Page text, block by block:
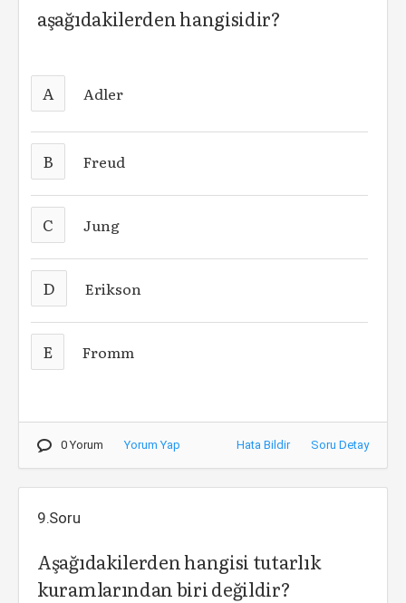
aşağıdakilerden hangisidir?
A Adler
B Freud
C Jung
D Erikson
E Fromm
0 Yorum Yorum Yap Hata Bildir Soru Detay
9.Soru
Aşağıdakilerden hangisi tutarlık
kuramlarından biri değildir?